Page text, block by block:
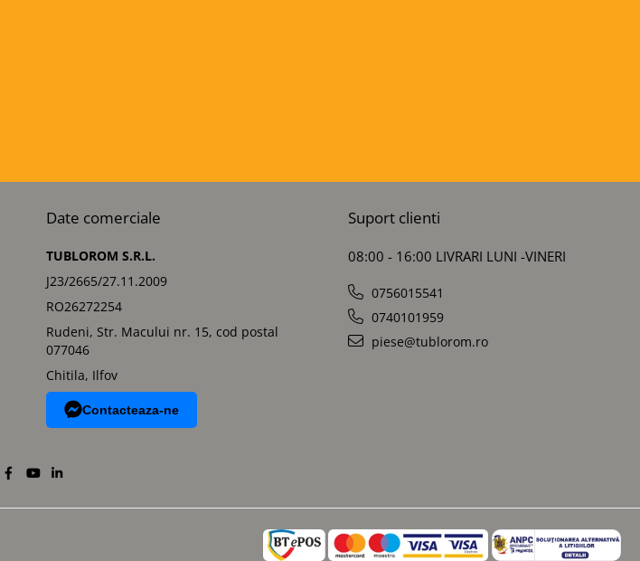
Date comerciale
TUBLOROM S.R.L.
J23/2665/27.11.2009
RO26272254
Rudeni, Str. Macului nr. 15, cod postal
077046
Chitila, Ilfov
Contacteaza-ne
Suport clienti
08:00 - 16:00 LIVRARI LUNI -VINERI
0756015541
0740101959
piese@tublorom.ro